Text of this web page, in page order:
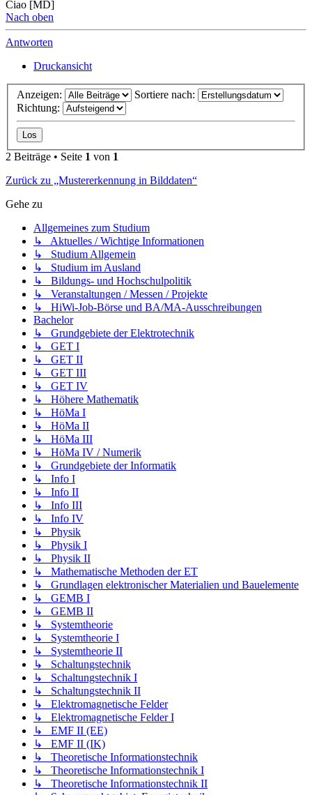
Ciao [MD]
Nach oben
Antworten
Druckansicht
Anzeigen:
Sortiere nach:
Richtung:
2 Beiträge • Seite 1 von 1
Zurück zu „Mustererkennung in Bilddaten“
Gehe zu
Allgemeines zum Studium
↳ Aktuelles / Wichtige Informationen
↳ Studium Allgemein
↳ Studium im Ausland
↳ Bildungs- und Hochschulpolitik
↳ Veranstaltungen / Messen / Projekte
↳ HiWi-Job-Börse und BA/MA-Ausschreibungen
Bachelor
↳ Grundgebiete der Elektrotechnik
↳ GET I
↳ GET II
↳ GET III
↳ GET IV
↳ Höhere Mathematik
↳ HöMa I
↳ HöMa II
↳ HöMa III
↳ HöMa IV / Numerik
↳ Grundgebiete der Informatik
↳ Info I
↳ Info II
↳ Info III
↳ Info IV
↳ Physik
↳ Physik I
↳ Physik II
↳ Mathematische Methoden der ET
↳ Grundlagen elektronischer Materialien und Bauelemente
↳ GEMB I
↳ GEMB II
↳ Systemtheorie
↳ Systemtheorie I
↳ Systemtheorie II
↳ Schaltungstechnik
↳ Schaltungstechnik I
↳ Schaltungstechnik II
↳ Elektromagnetische Felder
↳ Elektromagnetische Felder I
↳ EMF II (EE)
↳ EMF II (IK)
↳ Theoretische Informationstechnik
↳ Theoretische Informationstechnik I
↳ Theoretische Informationstechnik II